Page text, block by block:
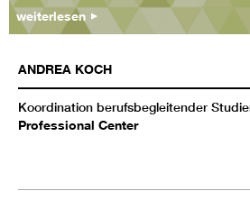
weiterlesen
ANDREA KOCH
Koordination berufsbegleitender
Professional Center